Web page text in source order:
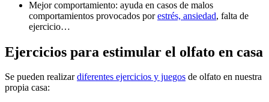
Mejor comportamiento: ayuda en casos de malos
comportamientos provocados porestrés, ansiedad, falta de
ejercicio…
Ejercicios para estimular el olfato en casa
Se pueden realizardiferentes ejercicios y juegos de olfato en nuestra
propia casa: